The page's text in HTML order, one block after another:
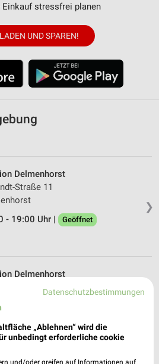
stressfrei planen
UND SPAREN!
❯
Delmenhorst
Straße 11
- 19:00 Uhr |
Geöffnet
Delmenhorst
Datenschutzbestimmungen
„Ablehnen“ wird die
unbedingt erforderliche cookie
und/oder greifen auf Informationen auf